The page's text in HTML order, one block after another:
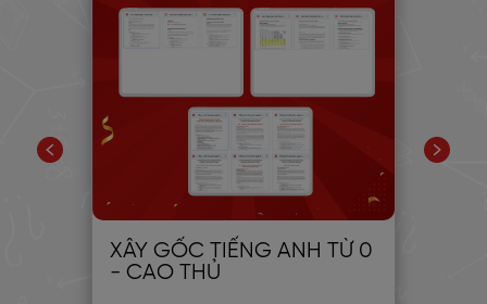
XÂY GỐC TIẾNG ANH TỪ 0
- CAO THỦ